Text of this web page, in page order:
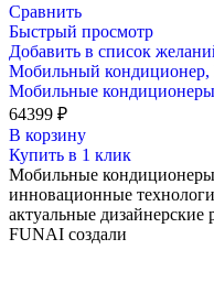
Сравнить
Быстрый просмотр
Добавить в список
Мобильный
Мобильные кондиционеры
64399 ₽
В корзину
Купить в 1 клик
Мобильные
инновационные
актуальные
FUNAI создали